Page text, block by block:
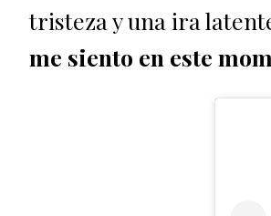
tristeza y una ira
me siento en este